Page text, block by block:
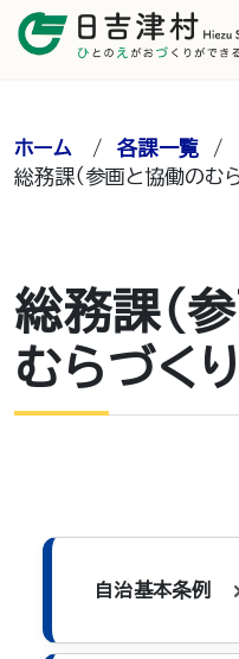
ホーム /各課一覧 /
総務課（参画と協働のむ
総務課（
むらづく
自治基本条例